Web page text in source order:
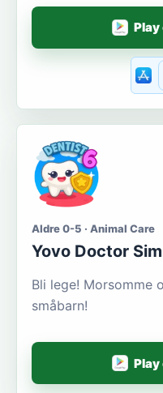
Play
Aldre 0-5 · Animal Care
Yovo Doctor
Bli lege!
småbarn!
Play